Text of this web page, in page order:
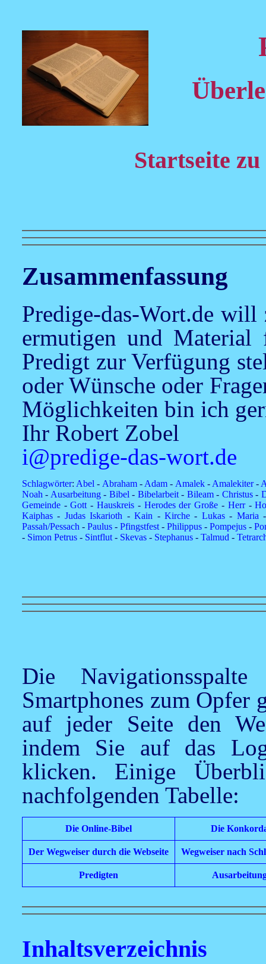
Startseite
Zusammenfassung
Predige-das-Wort.de will
ermutigen und Material
Predigt zur Verfügung
oder Wünsche oder
Möglichkeiten bin ich
Ihr Robert Zobel
i@predige-das-wort.de
Schlagwörter:Abel - Abraham-Adam - Amalek-Amalekiter-
Noah- Ausarbeitung- Bibel- Bibelarbeit- Bileam- Christus-
Gemeinde-Gott-Hauskreis - Herodes der Große - Herr-
Kaiphas- Judas Iskarioth -Kain - Kirche- Lukas- Maria
Passah/Pessach- Paulus- Pfingstfest- Philippus -Pompejus -
- Simon Petrus- Sintflut- Skevas- Stephanus- Talmud-
Die
Smartphones zum Opfer
auf jeder Seite den
indem Sie auf das
klicken. Einige
nachfolgenden Tabelle:
Die Online-Bibel Die
Der Wegweiser durch die Webseite Wegweiser nach
Predigten
Inhaltsverzeichnis